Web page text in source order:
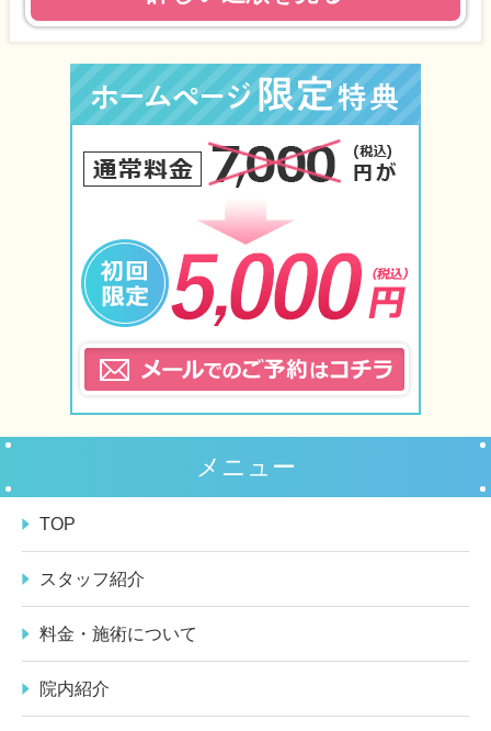
メニュー
TOP
スタッフ紹介
料金・施術について
院内紹介